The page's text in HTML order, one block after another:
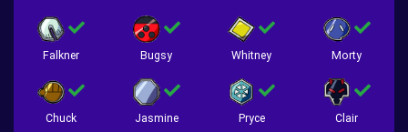
Falkner Bugsy Whitney Morty
Chuck Jasmine Pryce Clair